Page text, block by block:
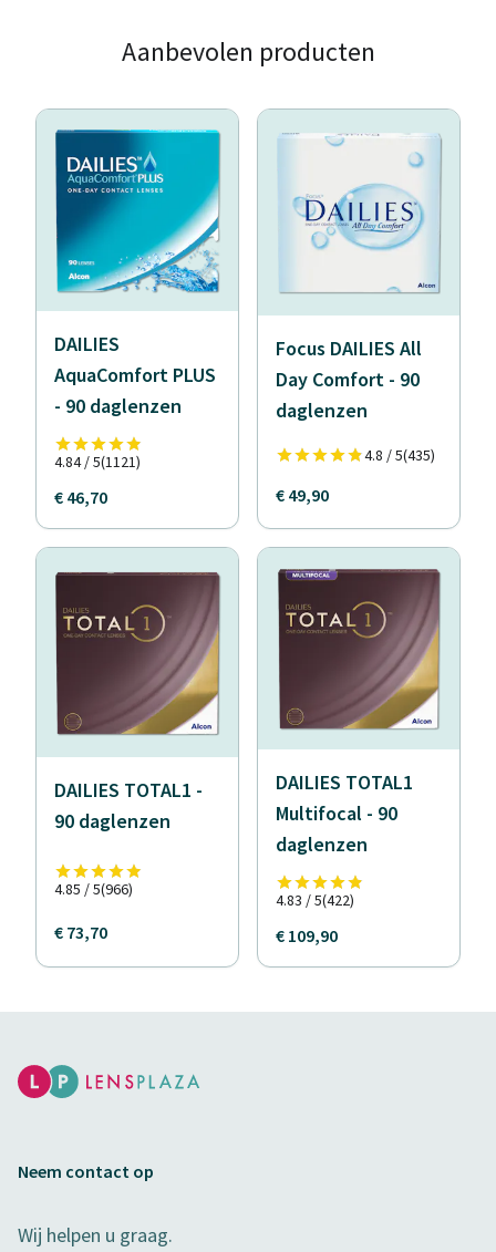
Aanbevolen producten
DAILIES
AquaComfort PLUS
- 90 daglenzen
4.84 / 5(1121)
€ 46,70
Focus DAILIES All
Day Comfort - 90
daglenzen
4.8 / 5(435)
€ 49,90
DAILIES TOTAL1 -
90 daglenzen
4.85 / 5(966)
€ 73,70
DAILIES TOTAL1
Multifocal - 90
daglenzen
4.83 / 5(422)
€ 109,90
Neem contact op
Wij helpen u graag.